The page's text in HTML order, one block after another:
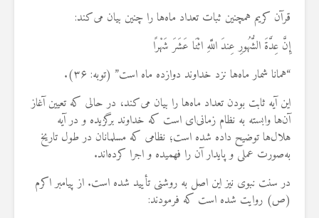
قرآن کریم همچنین ثبات تعداد ماه‌ها را چنین بیان می‌کند:
إِنَّ عِدَّةَ الشُّهُورِ عِندَ اللَّهِ اثْنَا عَشَرَ شَهْرًا
“همانا شمار ماه‌ها نزد خداوند دوازده ماه است” (توبه: ۳۶).
این آیه ثابت بودن تعداد ماه‌ها را بیان می‌کند، در حالی که تعیین آغاز
آن‌ها وابسته به نظام زمانی‌ای است که خداوند برگزیده و در آیه
هلال‌ها توضیح داده شده است؛ نظامی که مسلمانان در طول تاریخ
به‌صورت عملی و پایدار آن را فهمیده و اجرا کرده‌اند.
در سنت نبوی نیز این اصل به‌ روشنی تأیید شده است. از پیامبر اکرم
(ص) روایت شده است که فرمودند: